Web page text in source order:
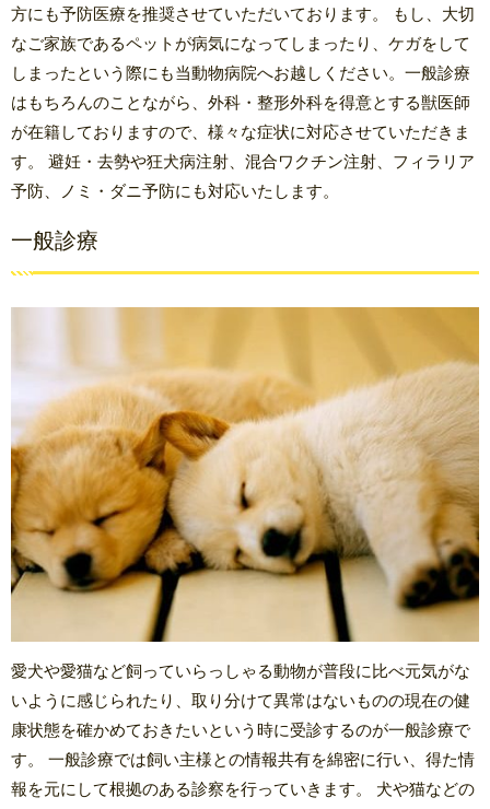
方にも予防医療を推奨させていただいております。 もし、大切
なご家族であるペットが病気になってしまったり、ケガをして
しまったという際にも当動物病院へお越しください。一般診療
はもちろんのことながら、外科・整形外科を得意とする獣医師
が在籍しておりますので、様々な症状に対応させていただきま
す。 避妊・去勢や狂犬病注射、混合ワクチン注射、フィラリア
予防、ノミ・ダニ予防にも対応いたします。
一般診療
愛犬や愛猫など飼っていらっしゃる動物が普段に比べ元気がな
いように感じられたり、取り分けて異常はないものの現在の健
康状態を確かめておきたいという時に受診するのが一般診療で
す。 一般診療では飼い主様との情報共有を綿密に行い、得た情
報を元にして根拠のある診察を行っていきます。 犬や猫などの